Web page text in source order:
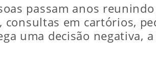
passam anos
consultas em cartórios,
uma decisão negativa,